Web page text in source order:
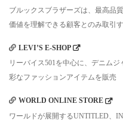
ブルックスブラザーズは、最高品
価値を理解できる顧客とのみ取引
LEVI’S E-SHOP
リーバイス501を中心に、デニム
彩なファッションアイテムを販売
WORLD ONLINE STORE
ワールドが展開するUNTITLED、